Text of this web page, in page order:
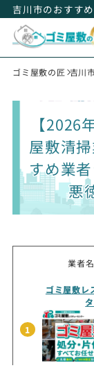
吉川市のおすす
ゴミ屋敷の匠 吉川
【2026
屋敷清
すめ業
悪
業者名
1
ゴミ屋敷レ